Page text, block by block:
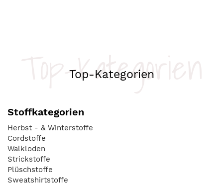
Top-Kategorien
Top-Kategorien
Stoffkategorien
Herbst - & Winterstoffe
Cordstoffe
Walkloden
Strickstoffe
Plüschstoffe
Sweatshirtstoffe